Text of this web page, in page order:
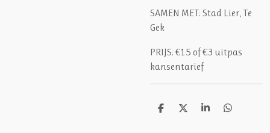
SAMEN MET: Stad Lier, Te
Gek
PRIJS: €15 of €3 uitpas
kansentarief
D
D
S
D